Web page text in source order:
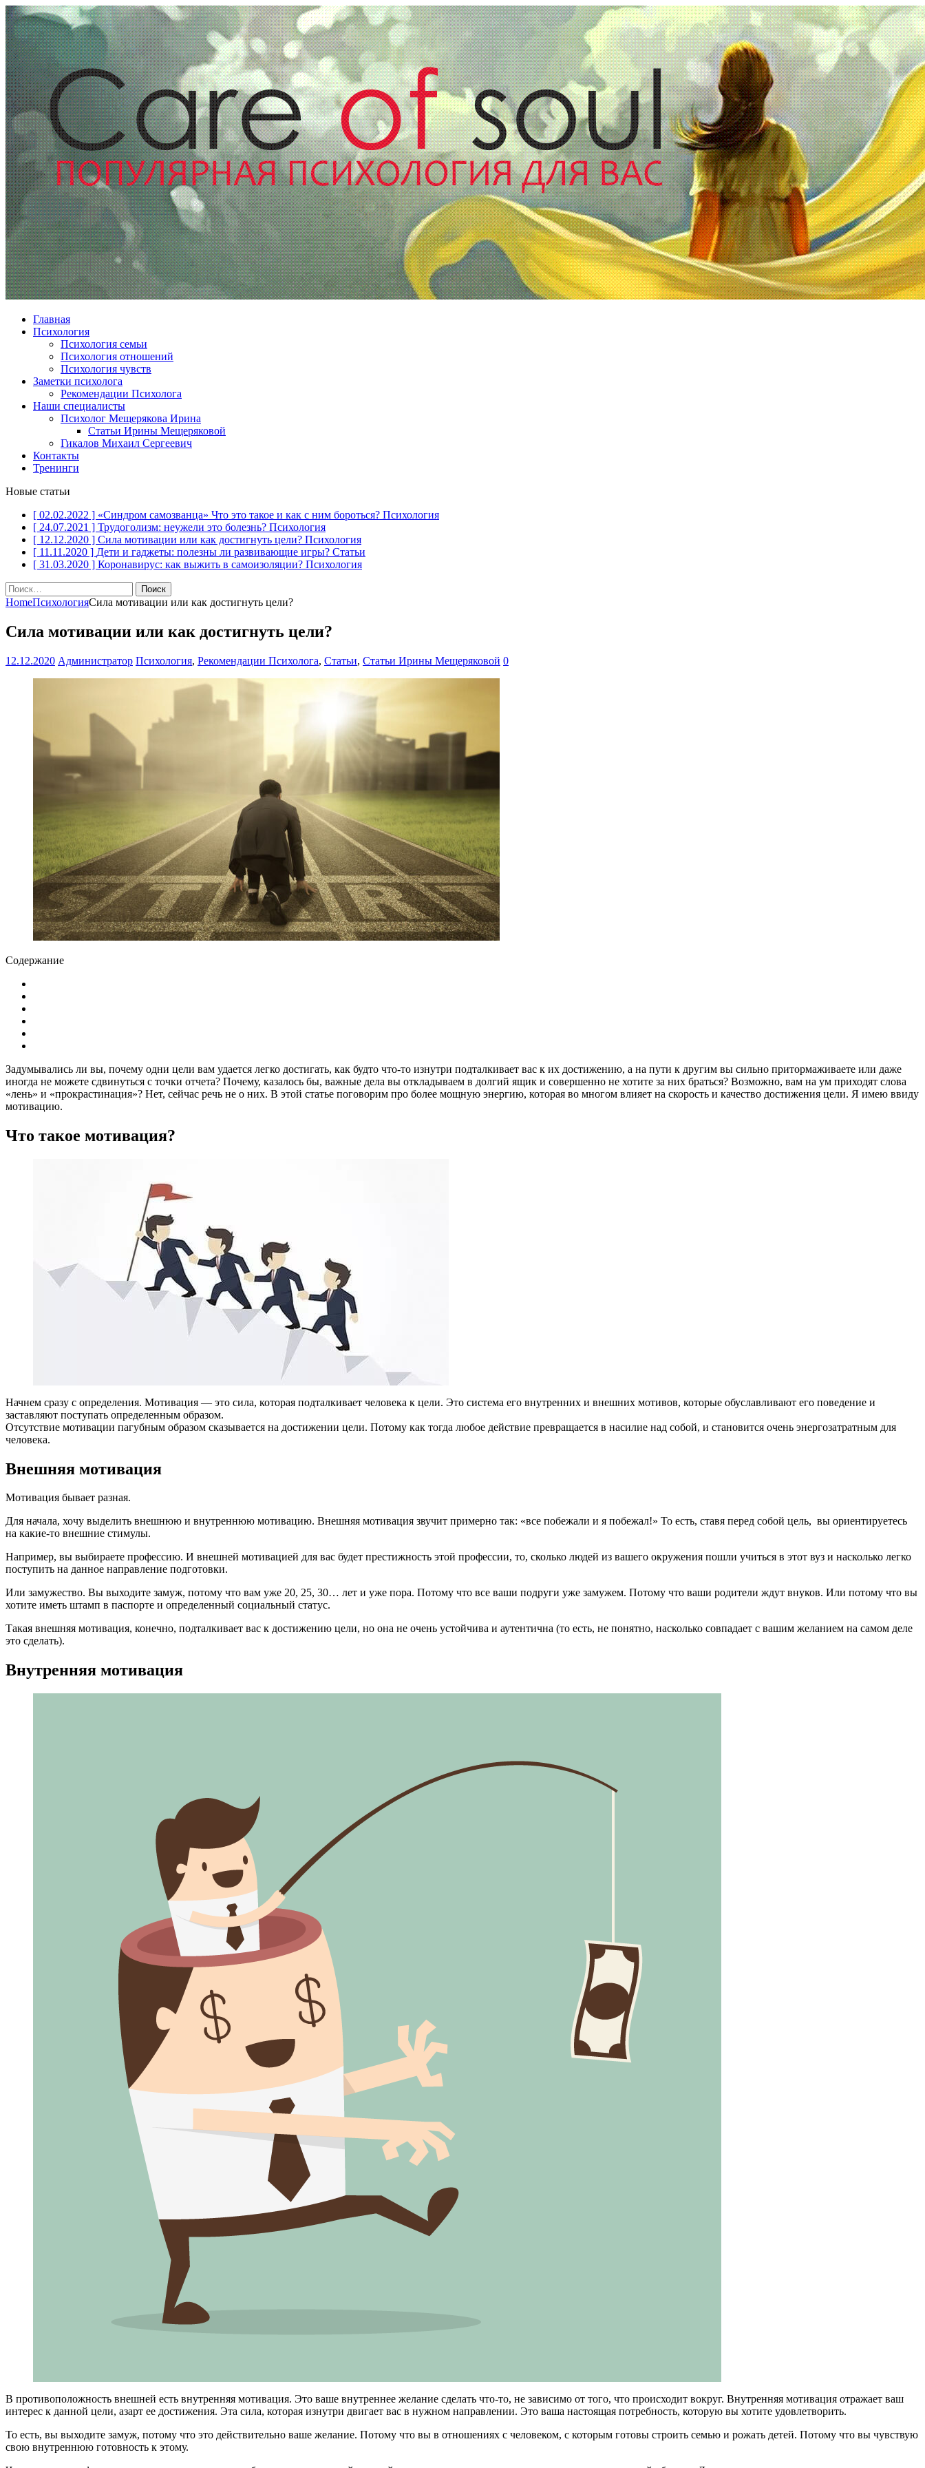
Главная
Психология
Психология семьи
Психология отношений
Психология чувств
Заметки психолога
Рекомендации Психолога
Наши специалисты
Психолог Мещерякова Ирина
Статьи Ирины Мещеряковой
Гикалов Михаил Сергеевич
Контакты
Тренинги
Новые статьи
[ 02.02.2022 ] «Синдром самозванца» Что это такое и как с ним бороться? Психология
[ 24.07.2021 ] Трудоголизм: неужели это болезнь? Психология
[ 12.12.2020 ] Сила мотивации или как достигнуть цели? Психология
[ 11.11.2020 ] Дети и гаджеты: полезны ли развивающие игры? Статьи
[ 31.03.2020 ] Коронавирус: как выжить в самоизоляции? Психология
Найти:
HomeПсихологияСила мотивации или как достигнуть цели?
Сила мотивации или как достигнуть цели?
12.12.2020 Администратор Психология, Рекомендации Психолога, Статьи, Статьи Ирины Мещеряковой 0
Содержание
Задумывались ли вы, почему одни цели вам удается легко достигать, как будто что-то изнутри подталкивает вас к их достижению, а на пути к другим вы сильно притормаживаете или даже
иногда не можете сдвинуться с точки отчета? Почему, казалось бы, важные дела вы откладываем в долгий ящик и совершенно не хотите за них браться? Возможно, вам на ум приходят слова
«лень» и «прокрастинация»? Нет, сейчас речь не о них. В этой статье поговорим про более мощную энергию, которая во многом влияет на скорость и качество достижения цели. Я имею ввиду
мотивацию.
Что такое мотивация?
Начнем сразу с определения. Мотивация — это сила, которая подталкивает человека к цели. Это система его внутренних и внешних мотивов, которые обуславливают его поведение и
заставляют поступать определенным образом.
Отсутствие мотивации пагубным образом сказывается на достижении цели. Потому как тогда любое действие превращается в насилие над собой, и становится очень энергозатратным для
человека.
Внешняя мотивация
Мотивация бывает разная.
Для начала, хочу выделить внешнюю и внутреннюю мотивацию. Внешняя мотивация звучит примерно так: «все побежали и я побежал!» То есть, ставя перед собой цель, вы ориентируетесь
на какие-то внешние стимулы.
Например, вы выбираете профессию. И внешней мотивацией для вас будет престижность этой профессии, то, сколько людей из вашего окружения пошли учиться в этот вуз и насколько легко
поступить на данное направление подготовки.
Или замужество. Вы выходите замуж, потому что вам уже 20, 25, 30… лет и уже пора. Потому что все ваши подруги уже замужем. Потому что ваши родители ждут внуков. Или потому что вы
хотите иметь штамп в паспорте и определенный социальный статус.
Такая внешняя мотивация, конечно, подталкивает вас к достижению цели, но она не очень устойчива и аутентична (то есть, не понятно, насколько совпадает с вашим желанием на самом деле
это сделать).
Внутренняя мотивация
В противоположность внешней есть внутренняя мотивация. Это ваше внутреннее желание сделать что-то, не зависимо от того, что происходит вокруг. Внутренняя мотивация отражает ваш
интерес к данной цели, азарт ее достижения. Эта сила, которая изнутри двигает вас в нужном направлении. Это ваша настоящая потребность, которую вы хотите удовлетворить.
То есть, вы выходите замуж, потому что это действительно ваше желание. Потому что вы в отношениях с человеком, с которым готовы строить семью и рожать детей. Потому что вы чувствую
свою внутреннюю готовность к этому.